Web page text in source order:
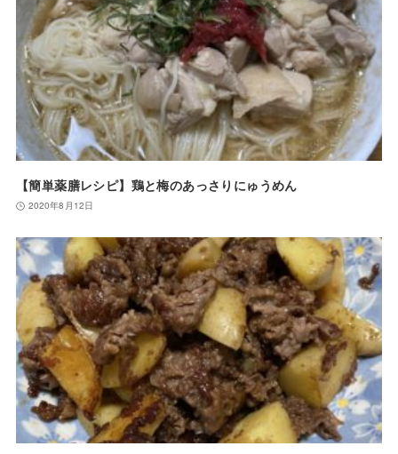
【簡単薬膳レシピ】鶏と梅のあっさりにゅうめん
2020年8月12日